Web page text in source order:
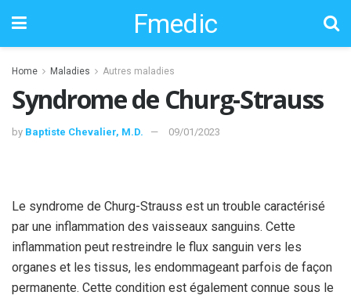
Fmedic
Home Maladies Autres maladies
Syndrome de Churg-Strauss
by Baptiste Chevalier, M.D. 09/01/2023
Le syndrome de Churg-Strauss est un trouble caractérisé
par une inflammation des vaisseaux sanguins. Cette
inflammation peut restreindre le flux sanguin vers les
organes et les tissus, les endommageant parfois de façon
permanente. Cette condition est également connue sous le